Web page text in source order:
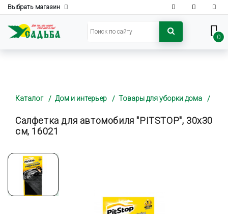
Выбрать магазин
0
Каталог Дом и интерьер Товары для уборки дома
Салфетка для автомобиля "PITSTOP", 30х30
см, 16021